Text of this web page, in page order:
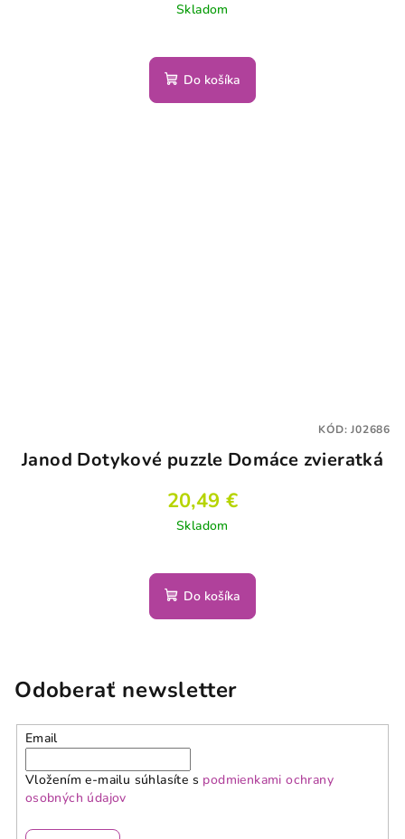
Skladom
Do košíka
Janod Dotykové puzzle Domáce zvieratká
20,49 €
Skladom
Do košíka
KÓD:J02686
Odoberať newsletter
Email
Vložením e-mailu súhlasíte s podmienkami ochrany
osobných údajov